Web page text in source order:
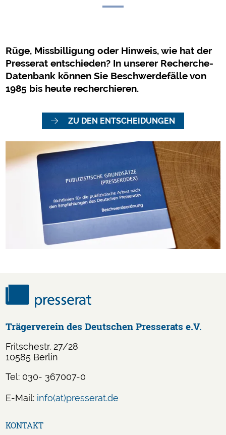
Rüge, Missbilligung oder Hinweis, wie hat der
Presserat entschieden? In unserer Recherche-
Datenbank können Sie Beschwerdefälle von
1985 bis heute recherchieren.
ZU DEN ENTSCHEIDUNGEN
Trägerverein des Deutschen Presserats e.V.
Fritschestr. 27/28
10585 Berlin
Tel: 030- 367007-0
E-Mail: info(at)presserat.de
überspringen
KONTAKT